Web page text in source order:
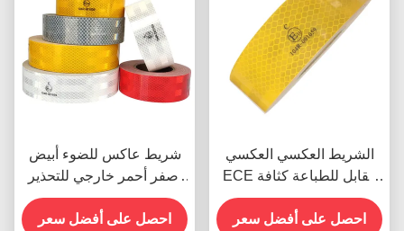
شريط عاكس للضوء أبيض
أصفر أحمر خارجي للتحذير
ECE للمقطورات
احصل على أفضل سعر
الشريط العكسي العكسي
ECE القابل للطباعة كثافة
عالية
احصل على أفضل سعر